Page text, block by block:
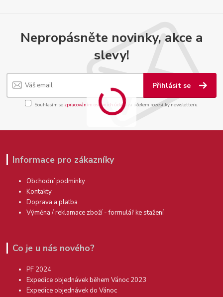
Nepropásněte novinky, akce a
slevy!
Přihlásit se
Souhlasím se zpracováním osobních údajůza účelem rozesílky newsletteru.
Informace pro zákazníky
Obchodní podmínky
Kontakty
Doprava a platba
Výměna / reklamace zboží - formulář ke stažení
Co je u nás nového?
PF 2024
Expedice objednávek během Vánoc 2023
Expedice objednávek do Vánoc